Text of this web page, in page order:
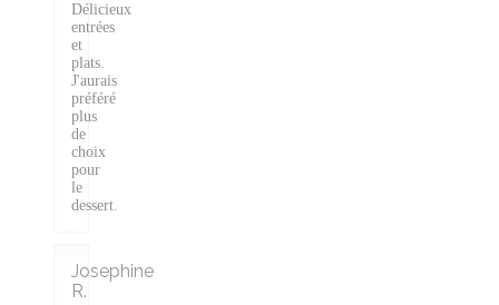
Délicieux
entrées
et
plats.
J'aurais
préféré
plus
de
choix
pour
le
dessert.
Josephine
R